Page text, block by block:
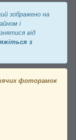
зображено на
і
від
з
фоторамок